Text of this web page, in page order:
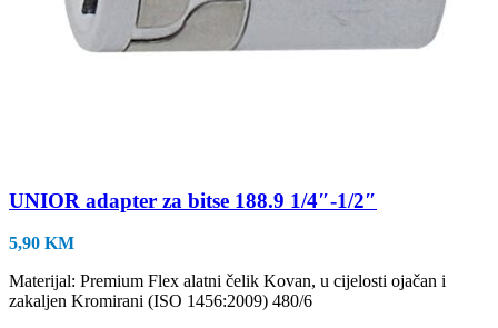
UNIOR adapter za bitse 188.9 1/4″-1/2″
5,90 KM
Materijal: Premium Flex alatni čelik Kovan, u cijelosti ojačan i
zakaljen Kromirani (ISO 1456:2009) 480/6